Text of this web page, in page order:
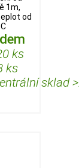
1m,
od
ks
ks
sklad